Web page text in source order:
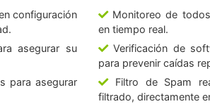
configuración
asegurar su
para asegurar
Monitoreo de
en tiempo real.
Verificación de
para prevenir caídas
Filtro de Spam
filtrado, directamente